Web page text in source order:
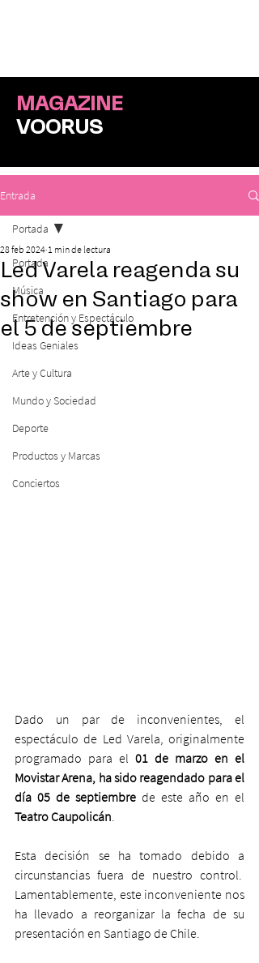
MAGAZINE
VOORUS
Entrada
Portada
Música
Entretención y Espectáculo
Ideas Geniales
Arte y Cultura
Mundo y Sociedad
Deporte
Productos y Marcas
Conciertos
Portada
Led Varela reagenda su
show en Santiago para
el 5 de septiembre
28 feb 2024 1 min de lectura
Dado un par de inconvenientes, el
espectáculo de Led Varela, originalmente
programado para el 01 de marzo en el
Movistar Arena, ha sido reagendado para el
día 05 de septiembre
Teatro Caupolicán.
Esta decisión se ha tomado debido a
circunstancias fuera de nuestro control.
Lamentablemente, este inconveniente nos
ha llevado a reorganizar la fecha de su
presentación en Santiago de Chile.